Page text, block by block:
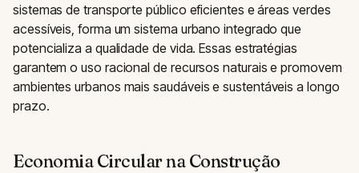
sistemas de transporte público eficientes e áreas verdes
acessíveis, forma um sistema urbano integrado que
potencializa a qualidade de vida. Essas estratégias
garantem o uso racional de recursos naturais e promovem
ambientes urbanos mais saudáveis e sustentáveis a longo
prazo.
Economia Circular na Construção